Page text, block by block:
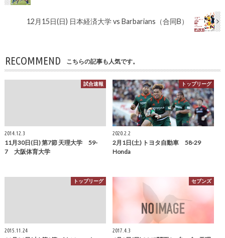
12月15日(日) 日本経済大学 vs Barbarians（合同B）
RECOMMEND こちらの記事も人気です。
試合速報
2014.12.3
11月30日(日) 第7節 天理大学 59-
7 大阪体育大学
トップリーグ
2020.2.2
2月1日(土) トヨタ自動車 58-29
Honda
トップリーグ
2015.11.24
セブンズ
2017.4.3